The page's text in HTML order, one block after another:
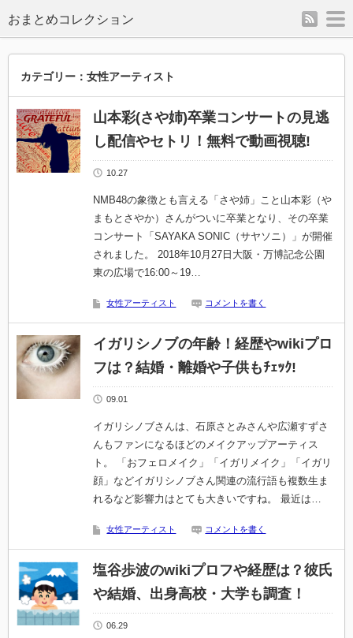
rss
カテゴリー：女性アーティスト
山本彩(さや姉)卒業コンサートの見逃
し配信やセトリ！無料で動画視聴!
10.27
NMB48の象徴とも言える「さや姉」こと山本彩（や
まもとさやか）さんがついに卒業となり、その卒業
コンサート「SAYAKA SONIC（サヤソニ）」が開催
されました。 2018年10月27日大阪・万博記念公園
東の広場で16:00～19…
女性アーティスト コメントを書く
イガリシノブの年齢！経歴やwikiプロ
フは？結婚・離婚や子供もﾁｪｯｸ!
09.01
イガリシノブさんは、石原さとみさんや広瀬すずさ
んもファンになるほどのメイクアップアーティス
ト。 「おフェロメイク」「イガリメイク」「イガリ
顔」などイガリシノブさん関連の流行語も複数生ま
れるなど影響力はとても大きいですね。 最近は…
女性アーティスト コメントを書く
塩谷歩波のwikiプロフや経歴は？彼氏
や結婚、出身高校・大学も調査！
06.29